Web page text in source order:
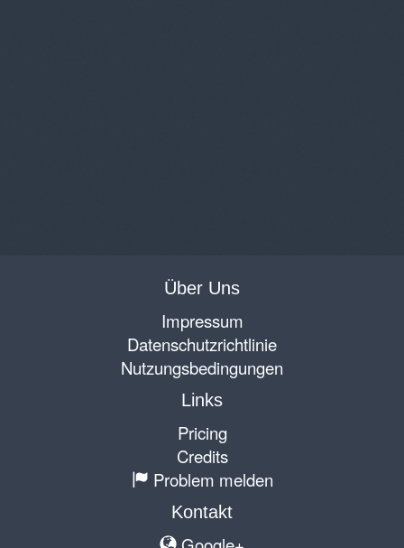
Über Uns
Impressum
Datenschutzrichtlinie
Nutzungsbedingungen
Links
Pricing
Credits
Problem melden
Kontakt